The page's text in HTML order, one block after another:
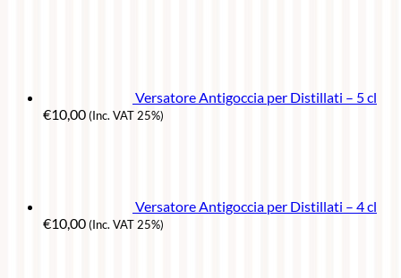
Versatore Antigoccia per Distillati – 5 cl
€10,00(Inc. VAT 25%)
Versatore Antigoccia per Distillati – 4 cl
€10,00(Inc. VAT 25%)